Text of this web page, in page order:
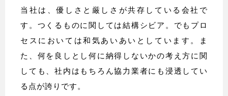
当社は、優しさと厳しさが共存している会社で
す。つくるものに関しては結構シビア。でもプロ
セスにおいては和気あいあいとしています。ま
た、何を良しとし何に納得しないかの考え方に関
しても、社内はもちろん協力業者にも浸透してい
る点が誇りです。